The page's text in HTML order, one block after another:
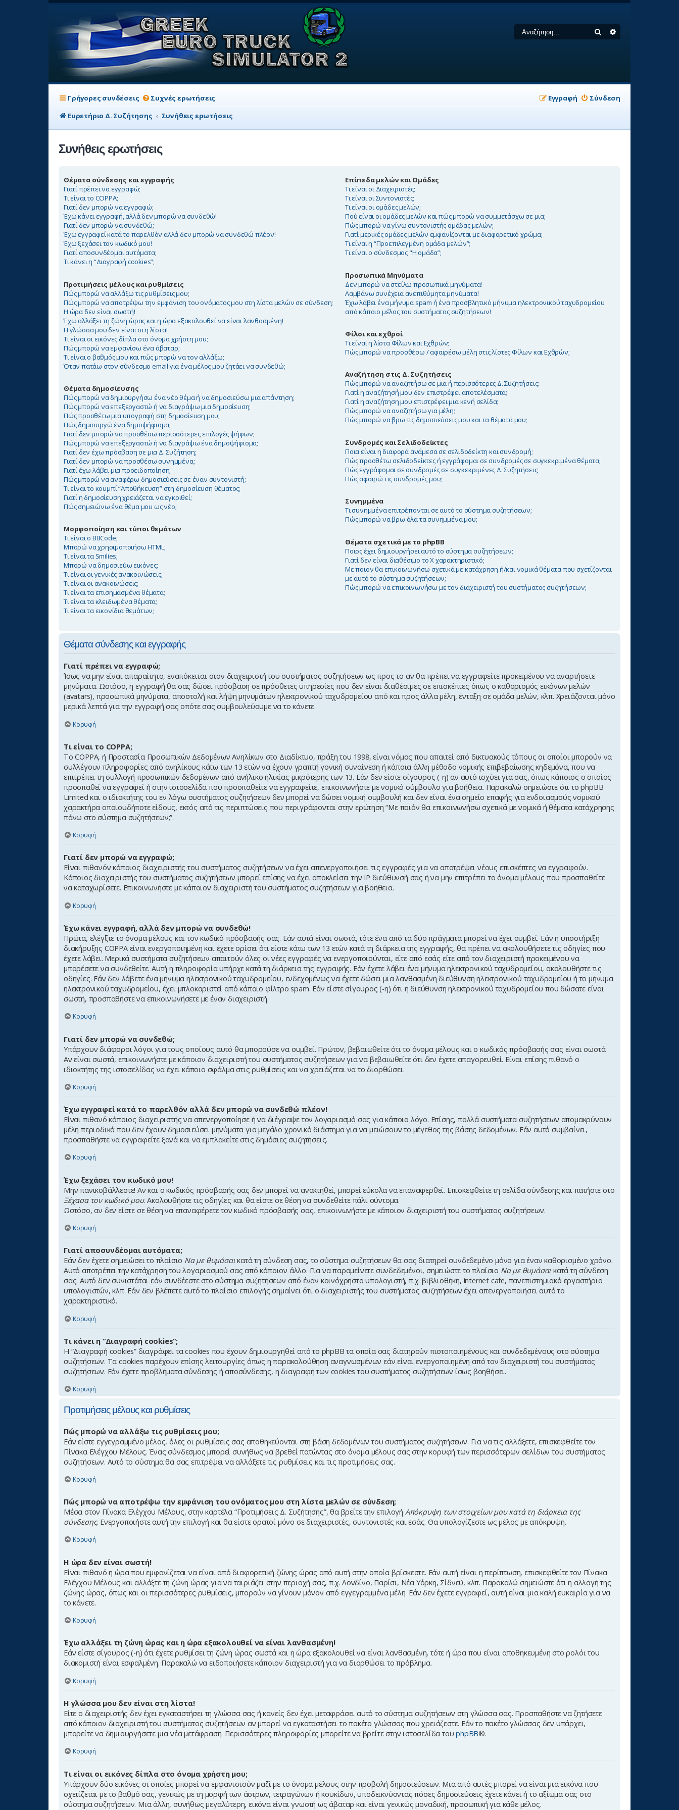
Αναζήτηση
Γρήγορες συνδέσεις Συχνές ερωτήσεις Σύνδεση
Εγγραφή
Ευρετήριο Δ. Συζήτησης
Συνήθεις ερωτήσεις
Συνήθεις ερωτήσεις
Θέματα σύνδεσης και εγγραφής
Γιατί πρέπει να εγγραφώ;
Τι είναι το COPPA;
Γιατί δεν μπορώ να εγγραφώ;
Έχω κάνει εγγραφή, αλλά δεν μπορώ να συνδεθώ!
Γιατί δεν μπορώ να συνδεθώ;
Έχω εγγραφεί κατά το παρελθόν αλλά δεν μπορώ να συνδεθώ πλέον!
Έχω ξεχάσει τον κωδικό μου!
Γιατί αποσυνδέομαι αυτόματα;
Τι κάνει η “Διαγραφή cookies”;
Προτιμήσεις μέλους και ρυθμίσεις
Πώς μπορώ να αλλάξω τις ρυθμίσεις μου;
Πώς μπορώ να αποτρέψω την εμφάνιση του ονόματος μου στη λίστα μελών σε σύνδεση;
Η ώρα δεν είναι σωστή!
Έχω αλλάξει τη ζώνη ώρας και η ώρα εξακολουθεί να είναι λανθασμένη!
Η γλώσσα μου δεν είναι στη λίστα!
Τι είναι οι εικόνες δίπλα στο όνομα χρήστη μου;
Πώς μπορώ να εμφανίσω ένα άβαταρ;
Τι είναι ο βαθμός μου και πώς μπορώ να τον αλλάξω;
Όταν πατάω στον σύνδεσμο email για ένα μέλος μου ζητάει να συνδεθώ;
Θέματα δημοσίευσης
Πώς μπορώ να δημιουργήσω ένα νέο θέμα ή να δημοσιεύσω μια απάντηση;
Πώς μπορώ να επεξεργαστώ ή να διαγράψω μια δημοσίευση;
Πώς προσθέτω μια υπογραφή στη δημοσίευση μου;
Πώς δημιουργώ ένα δημοψήφισμα;
Γιατί δεν μπορώ να προσθέσω περισσότερες επιλογές ψήφων;
Πώς μπορώ να επεξεργαστώ ή να διαγράψω ένα δημοψήφισμα;
Γιατί δεν έχω πρόσβαση σε μια Δ. Συζήτηση;
Γιατί δεν μπορώ να προσθέσω συνημμένα;
Γιατί έχω λάβει μια προειδοποίηση;
Πώς μπορώ να αναφέρω δημοσιεύσεις σε έναν συντονιστή;
Τι είναι το κουμπί “Αποθήκευση” στη δημοσίευση θέματος;
Γιατί η δημοσίευση χρειάζεται να εγκριθεί;
Πώς σημειώνω ένα θέμα μου ως νέο;
Μορφοποίηση και τύποι θεμάτων
Τι είναι ο BBCode;
Μπορώ να χρησιμοποιήσω HTML;
Τι είναι τα Smilies;
Μπορώ να δημοσιεύω εικόνες;
Τι είναι οι γενικές ανακοινώσεις;
Τι είναι οι ανακοινώσεις;
Τι είναι τα επισημασμένα θέματα;
Τι είναι τα κλειδωμένα θέματα;
Τι είναι τα εικονίδια θεμάτων;
Επίπεδα μελών και Ομάδες
Τι είναι οι Διαχειριστές;
Τι είναι οι Συντονιστές;
Τι είναι οι ομάδες μελών;
Πού είναι οι ομάδες μελών και πώς μπορώ να συμμετάσχω σε μια;
Πώς μπορώ να γίνω συντονιστής ομάδας μελών;
Γιατί μερικές ομάδες μελών εμφανίζονται με διαφορετικό χρώμα;
Τι είναι η “Προεπιλεγμένη ομάδα μελών”;
Τι είναι ο σύνδεσμος "Η ομάδα”;
Προσωπικά Μηνύματα
Δεν μπορώ να στείλω προσωπικά μηνύματα!
Λαμβάνω συνέχεια ανεπιθύμητα μηνύματα!
Έχω λάβει ένα μήνυμα spam ή ένα προσβλητικό μήνυμα ηλεκτρονικού ταχυδρομείου
από κάποιο μέλος του συστήματος συζητήσεων!
Φίλοι και εχθροί
Τι είναι η λίστα Φίλων και Εχθρών;
Πώς μπορώ να προσθέσω / αφαιρέσω μέλη στις λίστες Φίλων και Εχθρών;
Αναζήτηση στις Δ. Συζητήσεις
Πώς μπορώ να αναζητήσω σε μια ή περισσότερες Δ. Συζητήσεις;
Γιατί η αναζήτησή μου δεν επιστρέφει αποτελέσματα;
Γιατί η αναζήτηση μου επιστρέφει μια κενή σελίδα;
Πώς μπορώ να αναζητήσω για μέλη;
Πώς μπορώ να βρω τις δημοσιεύσεις μου και τα θέματά μου;
Συνδρομές και Σελιδοδείκτες
Ποια είναι η διαφορά ανάμεσα σε σελιδοδείκτη και συνδρομή;
Πώς προσθέτω σελιδοδείκτες ή εγγράφομαι σε συνδρομές σε συγκεκριμένα θέματα;
Πώς εγγράφομαι σε συνδρομές σε συγκεκριμένες Δ. Συζητήσεις;
Πώς αφαιρώ τις συνδρομές μου;
Συνημμένα
Τι συνημμένα επιτρέπονται σε αυτό το σύστημα συζητήσεων;
Πώς μπορώ να βρω όλα τα συνημμένα μου;
Θέματα σχετικά με το phpBB
Ποιος έχει δημιουργήσει αυτό το σύστημα συζητήσεων;
Γιατί δεν είναι διαθέσιμο το Χ χαρακτηριστικό;
Με ποιον θα επικοινωνήσω σχετικά με κατάχρηση ή/και νομικά θέματα που σχετίζονται
με αυτό το σύστημα συζητήσεων;
Πώς μπορώ να επικοινωνήσω με τον διαχειριστή του συστήματος συζητήσεων;
Θέματα σύνδεσης και εγγραφής
Γιατί πρέπει να εγγραφώ;
Ίσως να μην είναι απαραίτητο, εναπόκειται στον διαχειριστή του συστήματος συζητήσεων ως προς το αν θα πρέπει να εγγραφείτε προκειμένου να αναρτήσετε
μηνύματα. Ωστόσο, η εγγραφή θα σας δώσει πρόσβαση σε πρόσθετες υπηρεσίες που δεν είναι διαθέσιμες σε επισκέπτες όπως ο καθορισμός εικόνων μελών
(avatars), προσωπικά μηνύματα, αποστολή και λήψη μηνυμάτων ηλεκτρονικού ταχυδρομείου από και προς άλλα μέλη, ένταξη σε ομάδα μελών, κλπ. Χρειάζονται μόνο
μερικά λεπτά για την εγγραφή σας οπότε σας συμβουλεύουμε να το κάνετε.
Κορυφή
Τι είναι το COPPA;
Το COPPA, ή Προστασία Προσωπικών Δεδομένων Ανηλίκων στο Διαδίκτυο, πράξη του 1998, είναι νόμος που απαιτεί από δικτυακούς τόπους οι οποίοι μπορούν να
συλλέγουν πληροφορίες από ανηλίκους κάτω των 13 ετών να έχουν γραπτή γονική συναίνεση ή κάποια άλλη μέθοδο νομικής επιβεβαίωσης κηδεμόνα, που να
επιτρέπει τη συλλογή προσωπικών δεδομένων από ανήλικο ηλικίας μικρότερης των 13. Εάν δεν είστε σίγουρος (-η) αν αυτό ισχύει για σας, όπως κάποιος ο οποίος
προσπαθεί να εγγραφεί ή στην ιστοσελίδα που προσπαθείτε να εγγραφείτε, επικοινωνήστε με νομικό σύμβουλο για βοήθεια. Παρακαλώ σημειώστε ότι το phpBB
Limited και ο ιδιοκτήτης του εν λόγω συστήματος συζητήσεων δεν μπορεί να δώσει νομική συμβουλή και δεν είναι ένα σημείο επαφής για ενδοιασμούς νομικού
χαρακτήρα οποιουδήποτε είδους, εκτός από τις περιπτώσεις που περιγράφονται στην ερώτηση “Με ποιόν θα επικοινωνήσω σχετικά με νομικά ή θέματα κατάχρησης
πάνω στο σύστημα συζητήσεων;”.
Κορυφή
Γιατί δεν μπορώ να εγγραφώ;
Είναι πιθανόν κάποιος διαχειριστής του συστήματος συζητήσεων να έχει απενεργοποιήσει τις εγγραφές για να αποτρέψει νέους επισκέπτες να εγγραφούν.
Κάποιος διαχειριστής του συστήματος συζητήσεων μπορεί επίσης να έχει αποκλείσει την IP διεύθυνσή σας ή να μην επιτρέπει το όνομα μέλους που προσπαθείτε
να καταχωρίσετε. Επικοινωνήστε με κάποιον διαχειριστή του συστήματος συζητήσεων για βοήθεια.
Κορυφή
Έχω κάνει εγγραφή, αλλά δεν μπορώ να συνδεθώ!
Πρώτα, ελέγξτε το όνομα μέλους και τον κωδικό πρόσβασής σας. Εάν αυτά είναι σωστά, τότε ένα από τα δύο πράγματα μπορεί να έχει συμβεί. Εάν η υποστήριξη
διακήρυξης COPPA είναι ενεργοποιημένη και έχετε ορίσει ότι είστε κάτω των 13 ετών κατά τη διάρκεια της εγγραφής, θα πρέπει να ακολουθήσετε τις οδηγίες που
έχετε λάβει. Μερικά συστήματα συζητήσεων απαιτούν όλες οι νέες εγγραφές να ενεργοποιούνται, είτε από εσάς είτε από τον διαχειριστή προκειμένου να
μπορέσετε να συνδεθείτε. Αυτή η πληροφορία υπήρχε κατά τη διάρκεια της εγγραφής. Εάν έχετε λάβει ένα μήνυμα ηλεκτρονικού ταχυδρομείου, ακολουθήστε τις
οδηγίες. Εάν δεν λάβετε ένα μήνυμα ηλεκτρονικού ταχυδρομείου, ενδεχομένως να έχετε δώσει μια λανθασμένη διεύθυνση ηλεκτρονικού ταχυδρομείου ή το μήνυμα
ηλεκτρονικού ταχυδρομείου, έχει μπλοκαριστεί από κάποιο φίλτρο spam. Εάν είστε σίγουρος (-η) ότι η διεύθυνση ηλεκτρονικού ταχυδρομείου που δώσατε είναι
σωστή, προσπαθήστε να επικοινωνήσετε με έναν διαχειριστή.
Κορυφή
Γιατί δεν μπορώ να συνδεθώ;
Υπάρχουν διάφοροι λόγοι για τους οποίους αυτό θα μπορούσε να συμβεί. Πρώτον, βεβαιωθείτε ότι το όνομα μέλους και ο κωδικός πρόσβασής σας είναι σωστά.
Αν είναι σωστά, επικοινωνήστε με κάποιον διαχειριστή του συστήματος συζητήσεων για να βεβαιωθείτε ότι δεν έχετε απαγορευθεί. Είναι επίσης πιθανό ο
ιδιοκτήτης της ιστοσελίδας να έχει κάποιο σφάλμα στις ρυθμίσεις και να χρειάζεται να το διορθώσει.
Κορυφή
Έχω εγγραφεί κατά το παρελθόν αλλά δεν μπορώ να συνδεθώ πλέον!
Είναι πιθανό κάποιος διαχειριστής να απενεργοποίησε ή να διέγραψε τον λογαριασμό σας για κάποιο λόγο. Επίσης, πολλά συστήματα συζητήσεων απομακρύνουν
μέλη περιοδικά που δεν έχουν δημοσιεύσει μηνύματα για μεγάλο χρονικό διάστημα για να μειώσουν το μέγεθος της βάσης δεδομένων. Εάν αυτό συμβαίνει,
προσπαθήστε να εγγραφείτε ξανά και να εμπλακείτε στις δημόσιες συζητήσεις.
Κορυφή
Έχω ξεχάσει τον κωδικό μου!
Μην πανικοβάλλεστε! Αν και ο κωδικός πρόσβασής σας δεν μπορεί να ανακτηθεί, μπορεί εύκολα να επαναφερθεί. Επισκεφθείτε τη σελίδα σύνδεσης και πατήστε στο
Ξέχασα τον κωδικό μου. Ακολουθήστε τις οδηγίες και θα είστε σε θέση να συνδεθείτε πάλι σύντομα.
Ωστόσο, αν δεν είστε σε θέση να επαναφέρετε τον κωδικό πρόσβασής σας, επικοινωνήστε με κάποιον διαχειριστή του συστήματος συζητήσεων.
Κορυφή
Γιατί αποσυνδέομαι αυτόματα;
Εάν δεν έχετε σημειώσει το πλαίσιο Να με θυμάσαικατά τη σύνδεση σας, το σύστημα συζητήσεων θα σας διατηρεί συνδεδεμένο μόνο για έναν καθορισμένο χρόνο.
Αυτό αποτρέπει την κατάχρηση του λογαριασμού σας από κάποιον άλλο. Για να παραμείνετε συνδεδεμένοι, σημειώστε το πλαίσιο Να με θυμάσαι κατά τη σύνδεση
σας. Αυτό δεν συνιστάται εάν συνδέεστε στο σύστημα συζητήσεων από έναν κοινόχρηστο υπολογιστή, π.χ. βιβλιοθήκη, internet cafe, πανεπιστημιακό εργαστήριο
υπολογιστών, κλπ. Εάν δεν βλέπετε αυτό το πλαίσιο επιλογής σημαίνει ότι ο διαχειριστής του συστήματος συζητήσεων έχει απενεργοποιήσει αυτό το
χαρακτηριστικό.
Κορυφή
Τι κάνει η “Διαγραφή cookies”;
Η “Διαγραφή cookies” διαγράφει τα cookies που έχουν δημιουργηθεί από το phpBB τα οποία σας διατηρούν πιστοποιημένους και συνδεδεμένους στο σύστημα
συζητήσεων. Τα cookies παρέχουν επίσης λειτουργίες όπως η παρακολούθηση αναγνωσμένων εάν είναι ενεργοποιημένη από τον διαχειριστή του συστήματος
συζητήσεων. Εάν έχετε προβλήματα σύνδεσης ή αποσύνδεσης, η διαγραφή των cookies του συστήματος συζητήσεων ίσως βοηθήσει.
Κορυφή
Προτιμήσεις μέλους και ρυθμίσεις
Πώς μπορώ να αλλάξω τις ρυθμίσεις μου;
Εάν είστε εγγεγραμμένο μέλος, όλες οι ρυθμίσεις σας αποθηκεύονται στη βάση δεδομένων του συστήματος συζητήσεων. Για να τις αλλάξετε, επισκεφθείτε τον
Πίνακα Ελέγχου Μέλους. Ένας σύνδεσμος μπορεί συνήθως να βρεθεί πατώντας στο όνομα μέλους σας στην κορυφή των περισσότερων σελίδων του συστήματος
συζητήσεων. Αυτό το σύστημα θα σας επιτρέψει να αλλάξετε τις ρυθμίσεις και τις προτιμήσεις σας.
Κορυφή
Πώς μπορώ να αποτρέψω την εμφάνιση του ονόματος μου στη λίστα μελών σε σύνδεση;
Μέσα στον Πίνακα Ελέγχου Μέλους, στην καρτέλα “Προτιμήσεις Δ. Συζήτησης”, θα βρείτε την επιλογή Απόκρυψη των στοιχείων μου κατά τη διάρκεια της
σύνδεσης. Ενεργοποιήστε αυτή την επιλογή και θα είστε ορατοί μόνο σε διαχειριστές, συντονιστές και εσάς. Θα υπολογίζεστε ως μέλος με απόκρυψη.
Κορυφή
Η ώρα δεν είναι σωστή!
Είναι πιθανό η ώρα που εμφανίζεται να είναι από διαφορετική ζώνης ώρας από αυτή στην οποία βρίσκεστε. Εάν αυτή είναι η περίπτωση, επισκεφθείτε τον Πίνακα
Ελέγχου Μέλους και αλλάξτε τη ζώνη ώρας για να ταιριάζει στην περιοχή σας, π.χ. Λονδίνο, Παρίσι, Νέα Υόρκη, Σίδνεϋ, κλπ. Παρακαλώ σημειώστε ότι η αλλαγή της
ζώνης ώρας, όπως και οι περισσότερες ρυθμίσεις, μπορούν να γίνουν μόνον από εγγεγραμμένα μέλη. Εάν δεν έχετε εγγραφεί, αυτή είναι μια καλή ευκαιρία για να
το κάνετε.
Κορυφή
Έχω αλλάξει τη ζώνη ώρας και η ώρα εξακολουθεί να είναι λανθασμένη!
Εάν είστε σίγουρος (-η) ότι έχετε ρυθμίσει τη ζώνη ώρας σωστά και η ώρα εξακολουθεί να είναι λανθασμένη, τότε ή ώρα που είναι αποθηκευμένη στο ρολόι του
διακομιστή είναι εσφαλμένη. Παρακαλώ να ειδοποιήσετε κάποιον διαχειριστή για να διορθώσει το πρόβλημα.
Κορυφή
Η γλώσσα μου δεν είναι στη λίστα!
Είτε ο διαχειριστής δεν έχει εγκαταστήσει τη γλώσσα σας ή κανείς δεν έχει μεταφράσει αυτό το σύστημα συζητήσεων στη γλώσσα σας. Προσπαθήστε να ζητήσετε
από κάποιον διαχειριστή του συστήματος συζητήσεων αν μπορεί να εγκαταστήσει το πακέτο γλώσσας που χρειάζεστε. Εάν το πακέτο γλώσσας δεν υπάρχει,
μπορείτε να δημιουργήσετε μια νέα μετάφραση. Περισσότερες πληροφορίες μπορείτε να βρείτε στην ιστοσελίδα τουphpBB®.
Κορυφή
Τι είναι οι εικόνες δίπλα στο όνομα χρήστη μου;
Υπάρχουν δύο εικόνες οι οποίες μπορεί να εμφανιστούν μαζί με το όνομα μέλους στην προβολή δημοσιεύσεων. Μια από αυτές μπορεί να είναι μια εικόνα που
σχετίζεται με το βαθμό σας, γενικώς με τη μορφή των άστρων, τετραγώνων ή κουκίδων, υποδεικνύοντας πόσες δημοσιεύσεις έχετε κάνει ή το αξίωμα σας στο
σύστημα συζητήσεων. Μια άλλη, συνήθως μεγαλύτερη, εικόνα είναι γνωστή ως άβαταρ και είναι γενικώς μοναδική, προσωπική για κάθε μέλος.